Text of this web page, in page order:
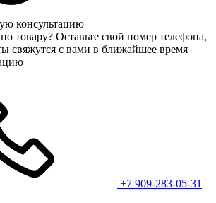
консультацию
товару? Оставьте свой номер телефона,
свяжутся с вами в ближайшее время
+7 909-283-05-31